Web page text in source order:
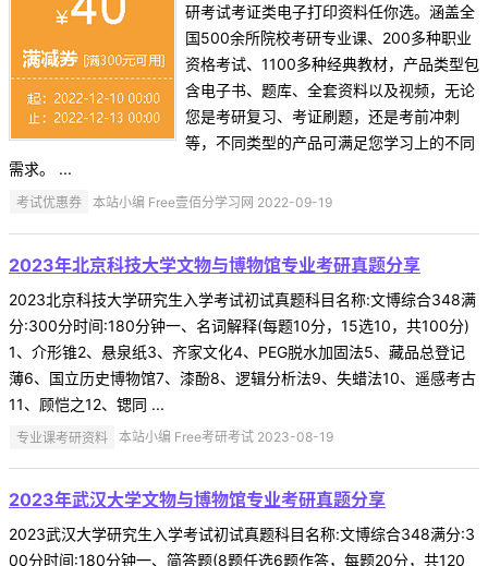
研考试考证类电子打印资料任你选。涵盖全
国500余所院校考研专业课、200多种职业
资格考试、1100多种经典教材，产品类型包
含电子书、题库、全套资料以及视频，无论
您是考研复习、考证刷题，还是考前冲刺
等，不同类型的产品可满足您学习上的不同
需求。 ...
考试优惠券 本站小编 Free壹佰分学习网 2022-09-19
2023年北京科技大学文物与博物馆专业考研真题分享
2023北京科技大学研究生入学考试初试真题科目名称:文博综合348满
分:300分时间:180分钟一、名词解释(每题10分，15选10，共100分)
1、介形锥2、悬泉纸3、齐家文化4、PEG脱水加固法5、藏品总登记
薄6、国立历史博物馆7、漆酚8、逻辑分析法9、失蜡法10、遥感考古
11、顾恺之12、锶同 ...
专业课考研资料 本站小编 Free考研考试 2023-08-19
2023年武汉大学文物与博物馆专业考研真题分享
2023武汉大学研究生入学考试初试真题科目名称:文博综合348满分:3
00分时间:180分钟一、简答题(8题任选6题作答，每题20分，共120